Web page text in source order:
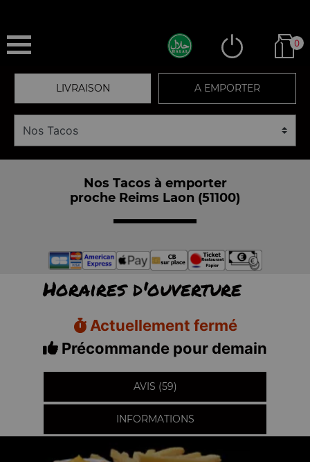
0
LIVRAISON A EMPORTER
Nos Tacos à emporter
proche Reims Laon (51100)
Horaires d'ouverture
Actuellement fermé
Précommande pour demain
AVIS (59)
INFORMATIONS